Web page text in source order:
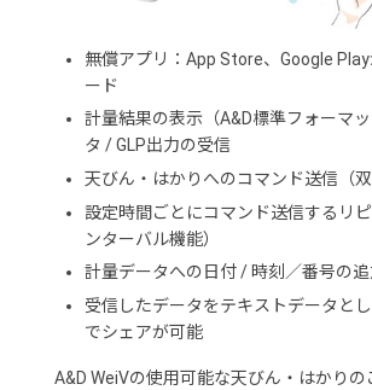
無償アプリ：App Store、Google
ード
計量結果の表示（A&D標準フォーマ
タ / GLP出力の受信
天びん・はかりへのコマンド送信（双
設定時間ごとにコマンド送信するリ
ンターバル機能）
計量データへの日付 / 時刻／番号の
受信したデータをテキストデータと
でシェアが可能
A&D WeiVの使用可能な天びん・はかりの